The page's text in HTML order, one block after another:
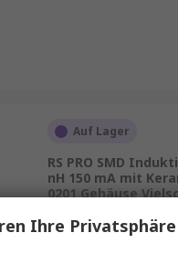
Auf Lager
RS PRO SMD
nH 150 mA mit
0201 Gehäuse
RS Best.-Nr.256-7615P
Ihre Privatsphäre